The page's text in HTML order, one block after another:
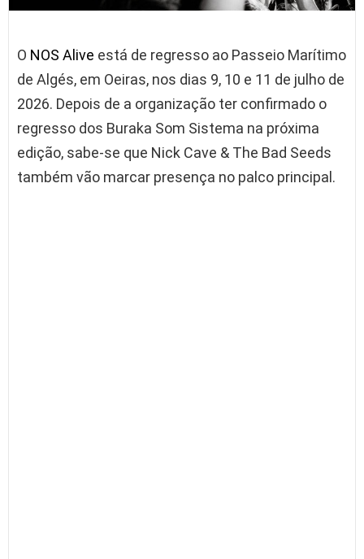
O NOS Alive está de regresso ao Passeio Marítimo
de Algés, em Oeiras, nos dias 9, 10 e 11 de julho de
2026. Depois de a organização ter confirmado o
regresso dos Buraka Som Sistema na próxima
edição, sabe-se que Nick Cave & The Bad Seeds
também vão marcar presença no palco principal.